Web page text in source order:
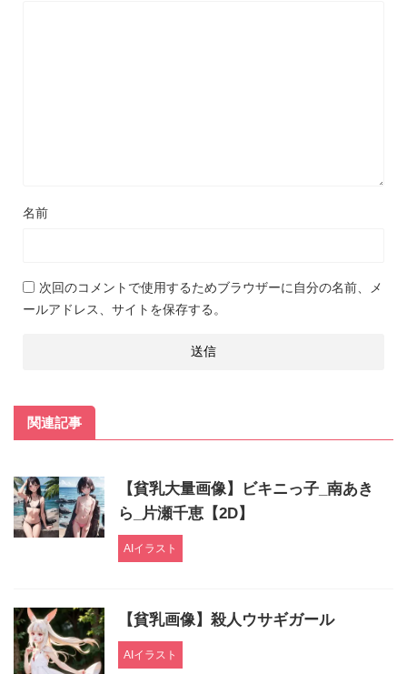
Other Illustrations are also available on our
chichi-pui
https://www.chichi-pui.com/users/kouko/
AIpictors
https://www.aipictors.com/users/ai-kouko/
CG collection on sale Now on sale!
Fanza
https://www.dmm.co.jp/dc/doujin/-/list/=/
名前
次回のコメントで使用するためブラウザーに自分の名前、メ
ールアドレス、サイトを保存する。
関連記事
【貧乳大量画像】ビキニっ子_南あき
ら_片瀬千恵【2D】
AIイラスト
【貧乳画像】殺人ウサギガール
AIイラスト